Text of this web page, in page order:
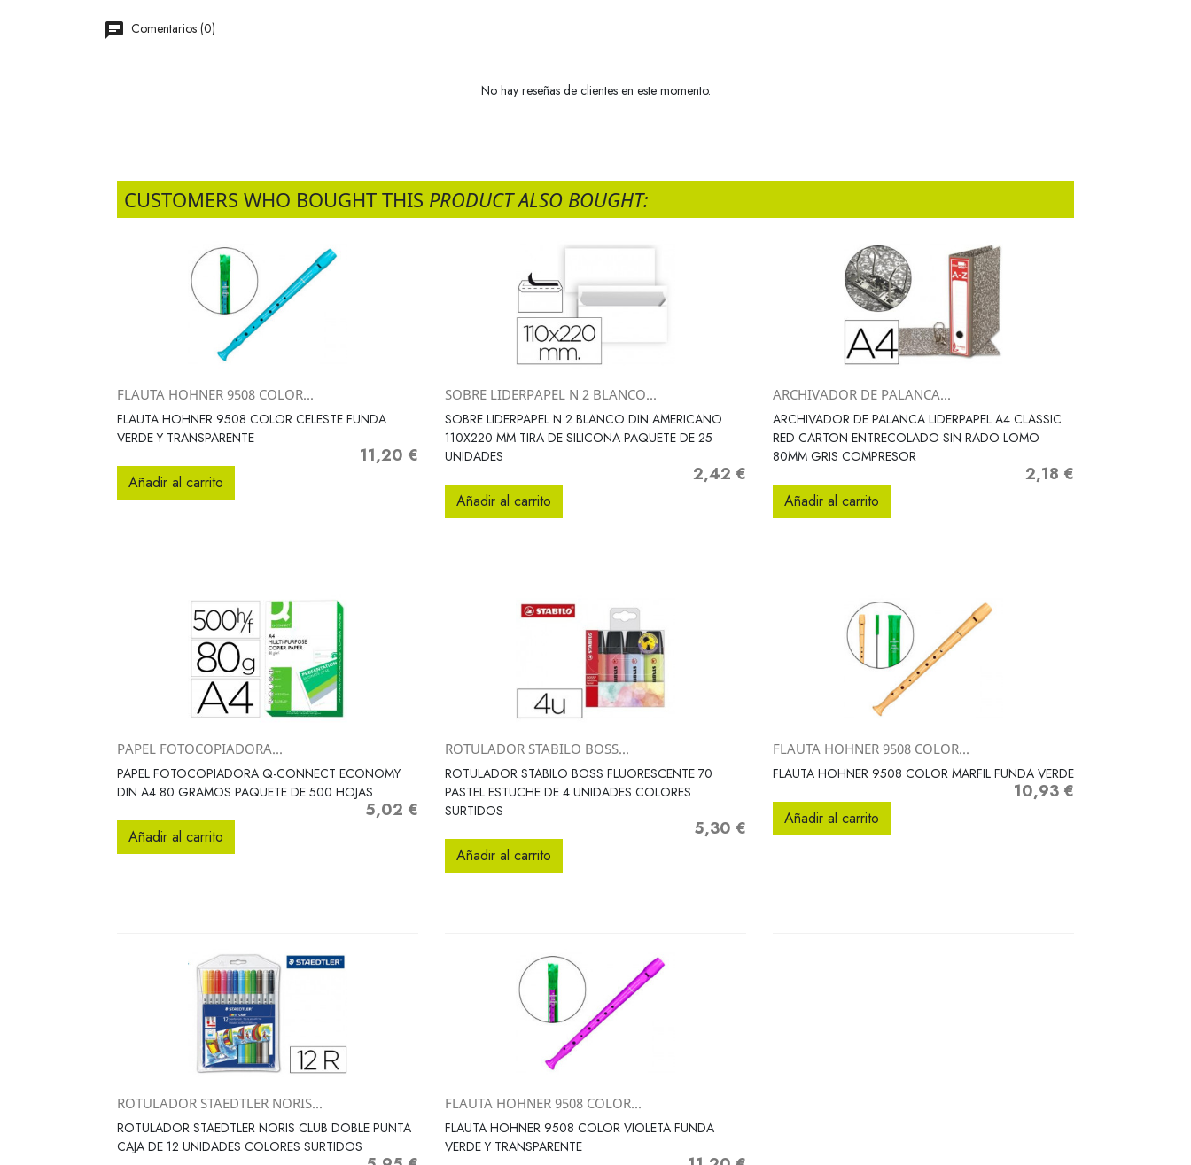
Comentarios (0)
No hay reseñas de clientes en este momento.
CUSTOMERS WHO BOUGHT THIS PRODUCT ALSO BOUGHT:
Vista rápida
FLAUTA HOHNER 9508 COLOR...
FLAUTA HOHNER 9508 COLOR CELESTE FUNDA
VERDE Y TRANSPARENTE
Precio
11,20 €
Añadir al carrito
Vista rápida
SOBRE LIDERPAPEL N 2 BLANCO...
SOBRE LIDERPAPEL N 2 BLANCO DIN AMERICANO
110X220 MM TIRA DE SILICONA PAQUETE DE 25
UNIDADES
Precio
2,42 €
Añadir al carrito
 Vista rápida
ARCHIVADOR DE PALANCA...
ARCHIVADOR DE PALANCA LIDERPAPEL A4 CLASSIC
RED CARTON ENTRECOLADO SIN RADO LOMO
80MM GRIS COMPRESOR
Precio
2,18 €
Añadir al carrito
Vista rápida
PAPEL FOTOCOPIADORA...
PAPEL FOTOCOPIADORA Q-CONNECT ECONOMY
DIN A4 80 GRAMOS PAQUETE DE 500 HOJAS
Precio
5,02 €
Añadir al carrito
 Vista rápida
ROTULADOR STABILO BOSS...
ROTULADOR STABILO BOSS FLUORESCENTE 70
PASTEL ESTUCHE DE 4 UNIDADES COLORES
SURTIDOS
Precio
5,30 €
Añadir al carrito
Vista rápida
FLAUTA HOHNER 9508 COLOR...
FLAUTA HOHNER 9508 COLOR MARFIL FUNDA VERDE
Precio
10,93 €
Añadir al carrito
 Vista rápida
ROTULADOR STAEDTLER NORIS...
ROTULADOR STAEDTLER NORIS CLUB DOBLE PUNTA
CAJA DE 12 UNIDADES COLORES SURTIDOS
Vista rápida
FLAUTA HOHNER 9508 COLOR...
FLAUTA HOHNER 9508 COLOR VIOLETA FUNDA
VERDE Y TRANSPARENTE